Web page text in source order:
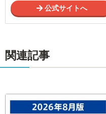
公式サイトへ
関連記事